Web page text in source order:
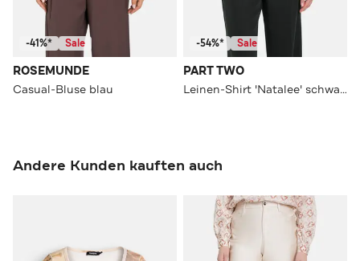
-41%* Sale
ROSEMUNDE
Casual-Bluse blau
-54%* Sale
PART TWO
Leinen-Shirt 'Natalee' schwarz
Andere Kunden kauften auch